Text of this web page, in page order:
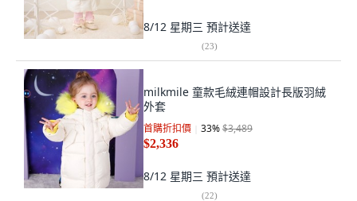
8/12 星期三 預計送達
(23)
milkmile 童款毛絨連帽設計長版羽絨
外套
首購折扣價 33%$3,489
$2,336
8/12 星期三 預計送達
(22)